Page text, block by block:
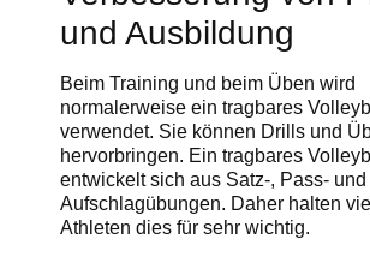
und Ausbildung
Beim Training und beim Üben wird
normalerweise ein tragbares
verwendet. Sie können Drills und
hervorbringen. Ein tragbares
entwickelt sich aus Satz-, Pass- und
Aufschlagübungen. Daher halten
Athleten dies für sehr wichtig.